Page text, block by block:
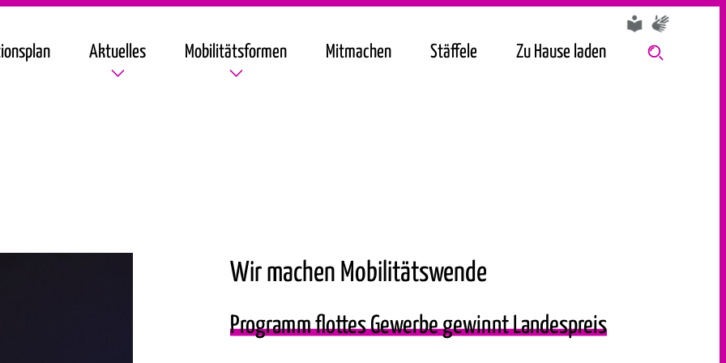
Aktuelles Mobilitätsformen Mitmachen Stäffele Zu Hause laden
Wir machen Mobilitätswende
Programm flottes Gewerbe gewinnt Landespreis